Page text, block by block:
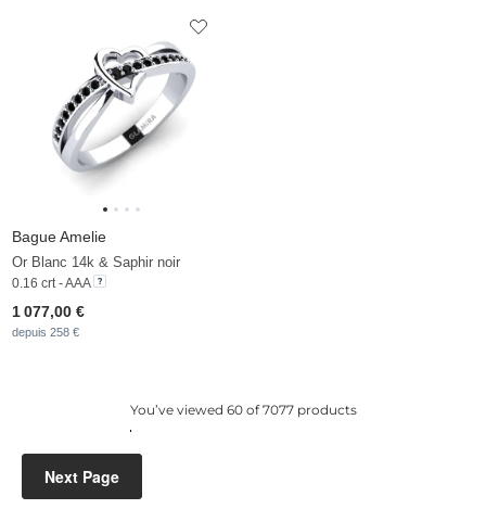
Bague Amelie
Or Blanc 14k & Saphir noir
0.16 crt - AAA
1 077,00 €
depuis 258 €
You’ve viewed 60 of 7077 products
Next Page